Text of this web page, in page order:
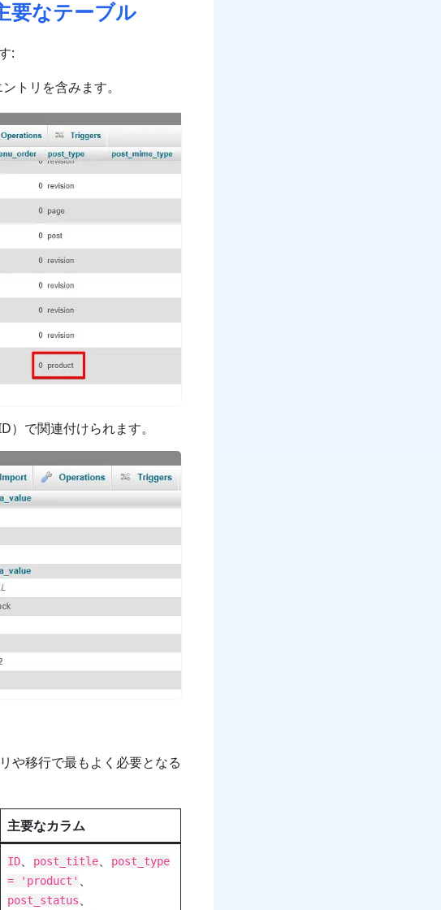
要なテーブル
:
トリを含みます。
）で関連付けられます。
や移行で最もよく必要となる
主要なカラム
ID、 post_title、
post_type
= 'product' 、
post_status、